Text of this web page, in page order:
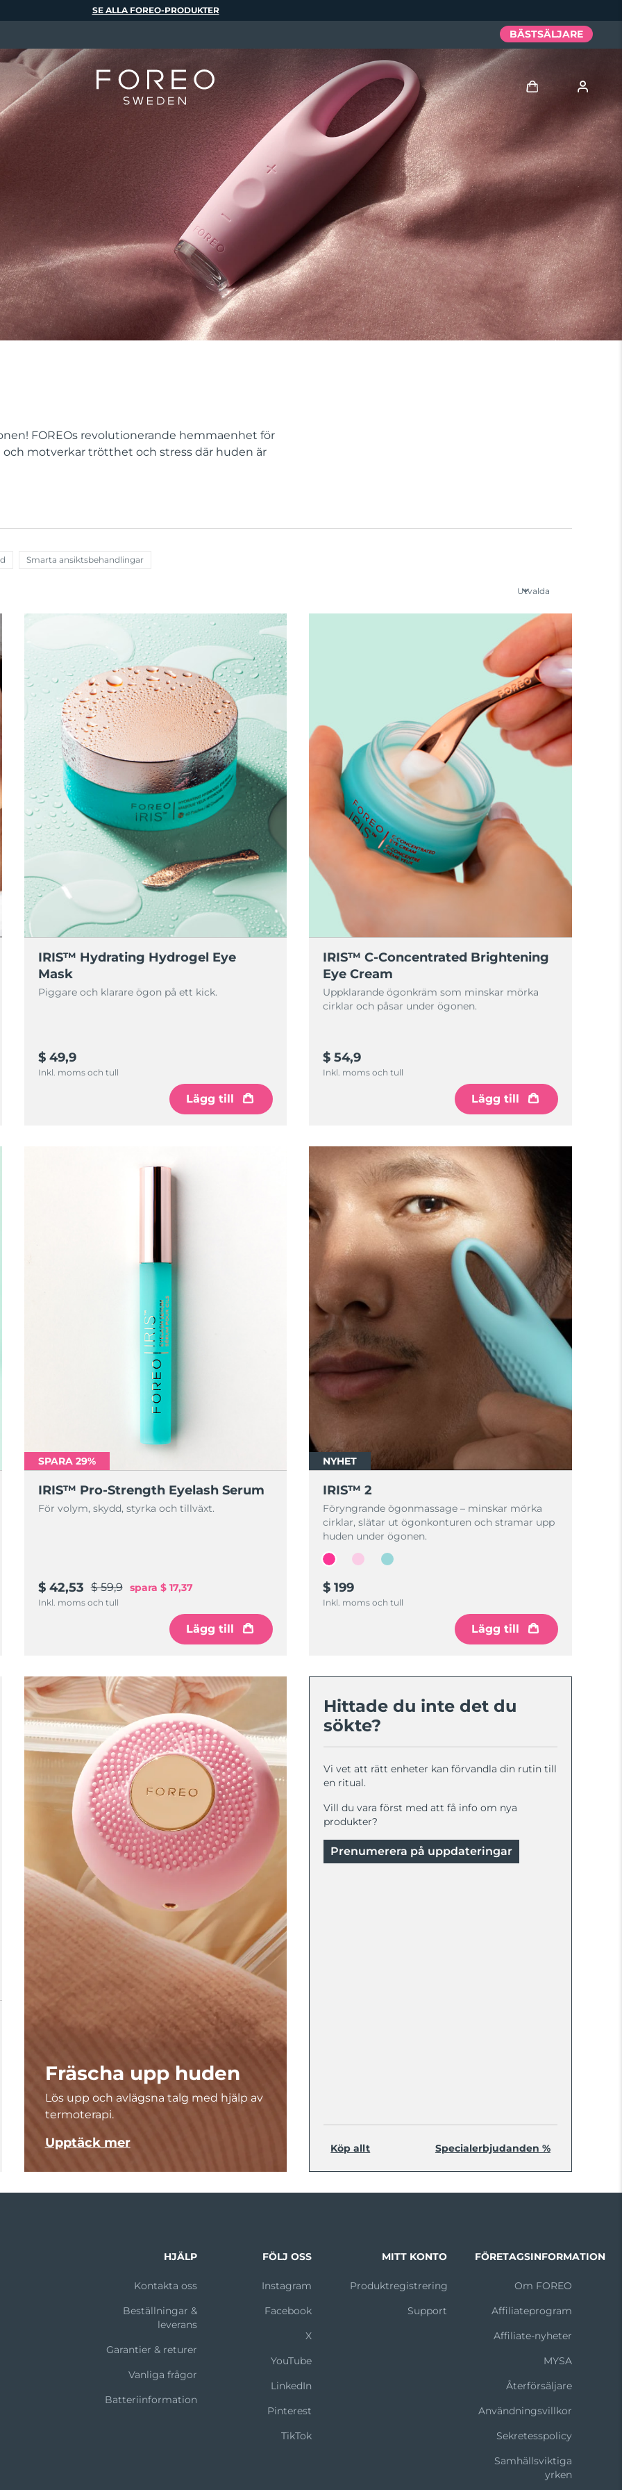
FOREOs revolutionerande hemmaenhet för
motverkar trötthet och stress där huden är
Smarta ansiktsbehandlingar
Utvalda
IRIS™ Hydrating Hydrogel Eye
Mask
Piggare och klarare ögon på ett kick.
$ 49,9
Inkl. moms och tull
Lägg till
IRIS™ C-Concentrated Brightening
Eye Cream
Uppklarande ögonkräm som minskar mörka
cirklar och påsar under ögonen.
$ 54,9
Inkl. moms och tull
Lägg till
SPARA 29%
IRIS™ Pro-Strength Eyelash Serum
För volym, skydd, styrka och tillväxt.
$ 42,53 $ 59,9 spara $ 17,37
Inkl. moms och tull
Lägg till
NYHET
IRIS™ 2
Föryngrande ögonmassage – minskar mörka
cirklar, slätar ut ögonkonturen och stramar upp
huden under ögonen.
$ 199
Inkl. moms och tull
Lägg till
Fräscha upp huden
Lös upp och avlägsna talg med hjälp av
termoterapi.
Upptäck mer
Hittade du inte det du
sökte?
Vi vet att rätt enheter kan förvandla din rutin till
en ritual.
Vill du vara först med att få info om nya
produkter?
Prenumerera på uppdateringar
Köp allt Specialerbjudanden %
SE ALLA FOREO-PRODUKTER
BÄSTSÄLJARE
Logga in
Användarprofil
Mina enheter
Mina beställningar
Mina adresser
Mina prenumerationer
HJÄLP
Kontakta oss
Beställningar &
leverans
Garantier & returer
Vanliga frågor
Batteriinformation
FÖLJ OSS
Instagram
Facebook
X
YouTube
LinkedIn
Pinterest
TikTok
MITT KONTO
Produktregistrering
Support
FÖRETAGSINFORMATION
Om FOREO
Affiliateprogram
Affiliate-nyheter
MYSA
Återförsäljare
Användningsvillkor
Sekretesspolicy
Samhällsviktiga
yrken